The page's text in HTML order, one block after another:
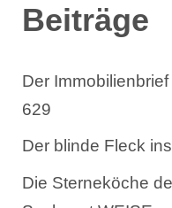
Beiträge
Der
629
Der blinde Fleck
Die Sterneköche